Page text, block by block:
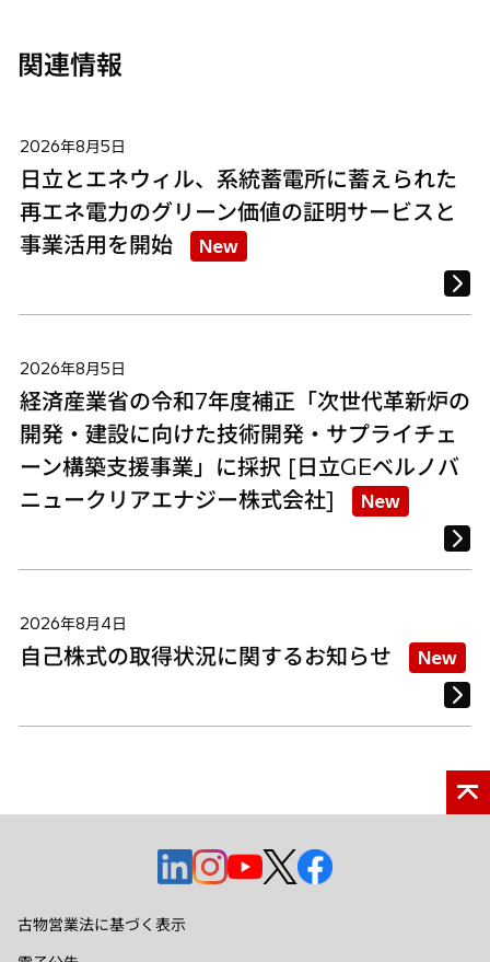
関連情報
2026年8月5日
日立とエネウィル、系統蓄電所に蓄えられた
再エネ電力のグリーン価値の証明サービスと
事業活用を開始
New
2026年8月5日
経済産業省の令和7年度補正「次世代革新炉の
開発・建設に向けた技術開発・サプライチェ
ーン構築支援事業」に採択 [日立GEベルノバ
ニュークリアエナジー株式会社]
New
2026年8月4日
自己株式の取得状況に関するお知らせ New
新
し
新
し
新
し
新
し
新
古物営業法に基づく表示